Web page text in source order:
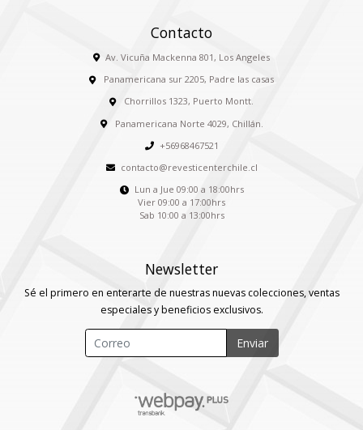
Contacto
Av. Vicuña Mackenna 801, Los Angeles
Panamericana sur 2205, Padre las casas
Chorrillos 1323, Puerto Montt.
Panamericana Norte 4029, Chillán.
+56968467521
contacto@revesticenterchile.cl
Lun a Jue 09:00 a 18:00hrs
Vier 09:00 a 17:00hrs
Sab 10:00 a 13:00hrs
Newsletter
Sé el primero en enterarte de nuestras nuevas colecciones, ventas
especiales y beneficios exclusivos.
Enviar